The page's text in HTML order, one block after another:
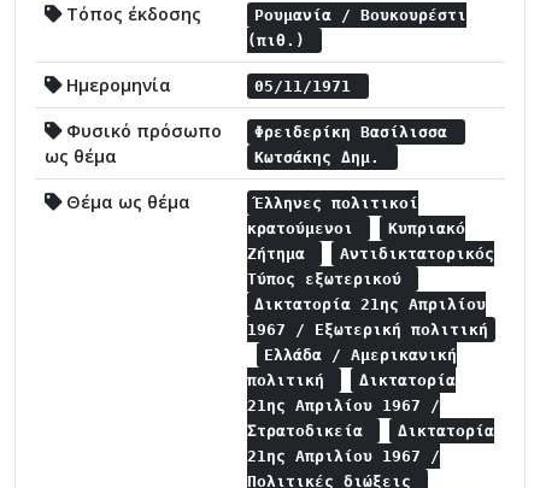
Τόπος έκδοσης
Ρουμανία / Βουκουρέστι
(πιθ.)
Ημερομηνία 05/11/1971
Φυσικό πρόσωπο
ως θέμα
Φρειδερίκη Βασίλισσα
Κωτσάκης Δημ.
Θέμα ως θέμα
Έλληνες πολιτικοί
κρατούμενοι
Κυπριακό
Ζήτημα
Αντιδικτατορικός
Τύπος εξωτερικού
Δικτατορία 21ης Απριλίου
1967 / Εξωτερική πολιτική
Ελλάδα / Αμερικανική
πολιτική
Δικτατορία
21ης Απριλίου 1967 /
Στρατοδικεία
Δικτατορία
21ης Απριλίου 1967 /
Πολιτικές διώξεις